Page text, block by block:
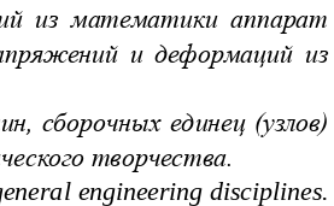
из  математики  аппарат
и  деформаций  из
сборочных  единец  (узлов)
творчества.
engineering disciplines.